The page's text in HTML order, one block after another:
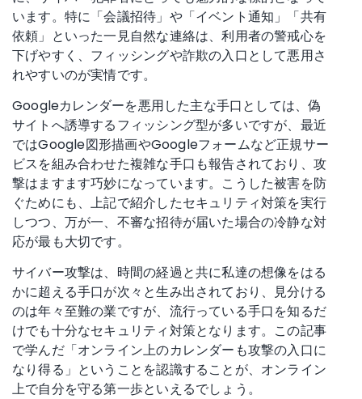
います。特に「会議招待」や「イベント通知」「共有
依頼」といった一見自然な連絡は、利用者の警戒心を
下げやすく、フィッシングや詐欺の入口として悪用さ
れやすいのが実情です。
Googleカレンダーを悪用した主な手口としては、偽
サイトへ誘導するフィッシング型が多いですが、最近
ではGoogle図形描画やGoogleフォームなど正規サー
ビスを組み合わせた複雑な手口も報告されており、攻
撃はますます巧妙になっています。こうした被害を防
ぐためにも、上記で紹介したセキュリティ対策を実行
しつつ、万が一、不審な招待が届いた場合の冷静な対
応が最も大切です。
サイバー攻撃は、時間の経過と共に私達の想像をはる
かに超える手口が次々と生み出されており、見分ける
のは年々至難の業ですが、流行っている手口を知るだ
けでも十分なセキュリティ対策となります。この記事
で学んだ「オンライン上のカレンダーも攻撃の入口に
なり得る」ということを認識することが、オンライン
上で自分を守る第一歩といえるでしょう。